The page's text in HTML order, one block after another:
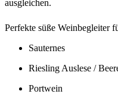
ausgleichen.
Perfekte süße Weinbegleiter
Sauternes
Riesling Auslese /
Portwein